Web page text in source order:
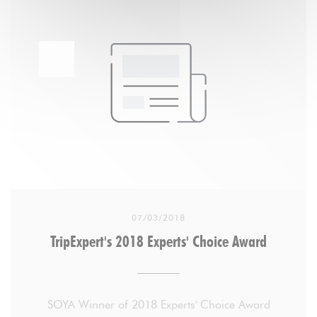
instantly satisfied to see the crowd of happy diners
smiling between bites of delicious plant-based
cuisine.
07/03/2018
TripExpert's 2018 Experts' Choice Award
SOYA Winner of 2018 Experts' Choice Award